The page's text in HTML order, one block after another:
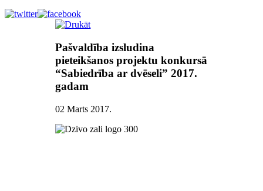
Pašvaldība izsludina
pieteikšanos projektu konkursā
“Sabiedrība ar dvēseli” 2017.
gadam
02 Marts 2017.